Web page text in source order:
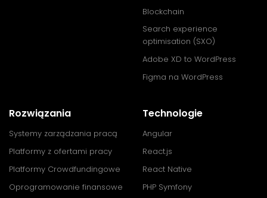
Blockchain
Search experience
optimisation (SXO)
Adobe XD to WordPress
Figma na WordPress
Rozwiązania
Systemy zarządzania pracą
Platformy z ofertami pracy
Platformy Crowdfundingowe
Oprogramowanie finansowe
Technologie
Angular
React.js
React Native
PHP Symfony